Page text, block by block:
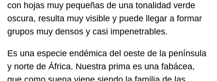
con hojas muy pequeñas de una tonalidad verde
oscura, resulta muy visible y puede llegar a formar
grupos muy densos y casi impenetrables.
Es una especie endémica del oeste de la península
y norte de África. Nuestra prima es una fabácea,